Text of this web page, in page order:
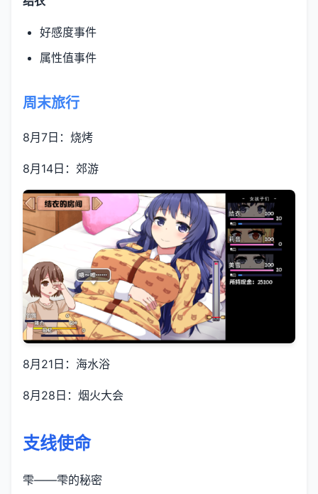
好感度事件
属性值事件
周末旅行
8月7日：烧烤
8月14日：郊游
8月21日：海水浴
8月28日：烟火大会
支线使命
雫——雫的秘密